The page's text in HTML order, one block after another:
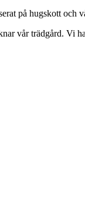
på hugskott och
vår trädgård. Vi